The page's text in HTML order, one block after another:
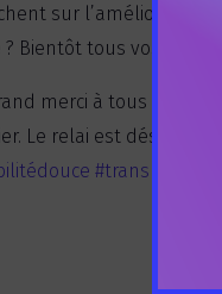
sur l’amélioration
Bientôt tous vos choix
merci à tous ainsi
Le relai est
#transports